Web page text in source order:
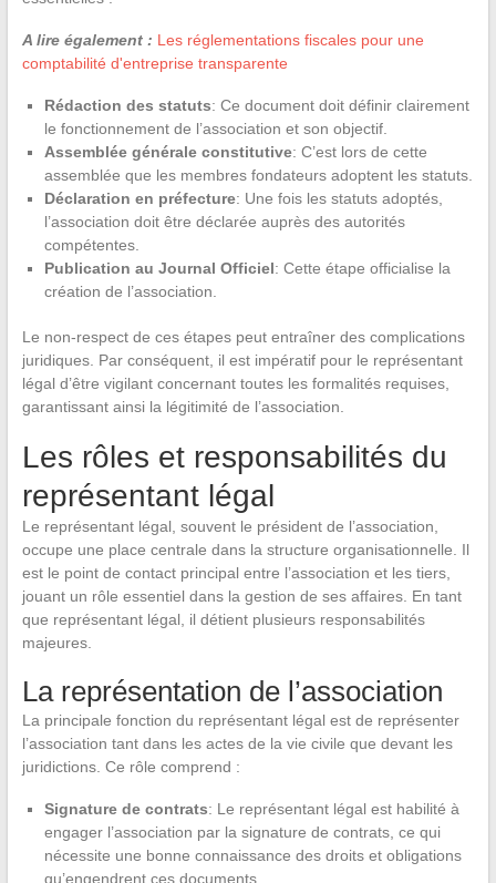
A lire également : Les réglementations fiscales pour une
comptabilité d'entreprise transparente
Rédaction des statuts: Ce document doit définir clairement
le fonctionnement de l’association et son objectif.
Assemblée générale constitutive: C’est lors de cette
assemblée que les membres fondateurs adoptent les statuts.
Déclaration en préfecture: Une fois les statuts adoptés,
l’association doit être déclarée auprès des autorités
compétentes.
Publication au Journal Officiel: Cette étape officialise la
création de l’association.
Le non-respect de ces étapes peut entraîner des complications
juridiques. Par conséquent, il est impératif pour le représentant
légal d’être vigilant concernant toutes les formalités requises,
garantissant ainsi la légitimité de l’association.
Les rôles et responsabilités du
représentant légal
Le représentant légal, souvent le président de l’association,
occupe une place centrale dans la structure organisationnelle. Il
est le point de contact principal entre l’association et les tiers,
jouant un rôle essentiel dans la gestion de ses affaires. En tant
que représentant légal, il détient plusieurs responsabilités
majeures.
La représentation de l’association
La principale fonction du représentant légal est de représenter
l’association tant dans les actes de la vie civile que devant les
juridictions. Ce rôle comprend :
Signature de contrats: Le représentant légal est habilité à
engager l’association par la signature de contrats, ce qui
nécessite une bonne connaissance des droits et obligations
qu’engendrent ces documents.